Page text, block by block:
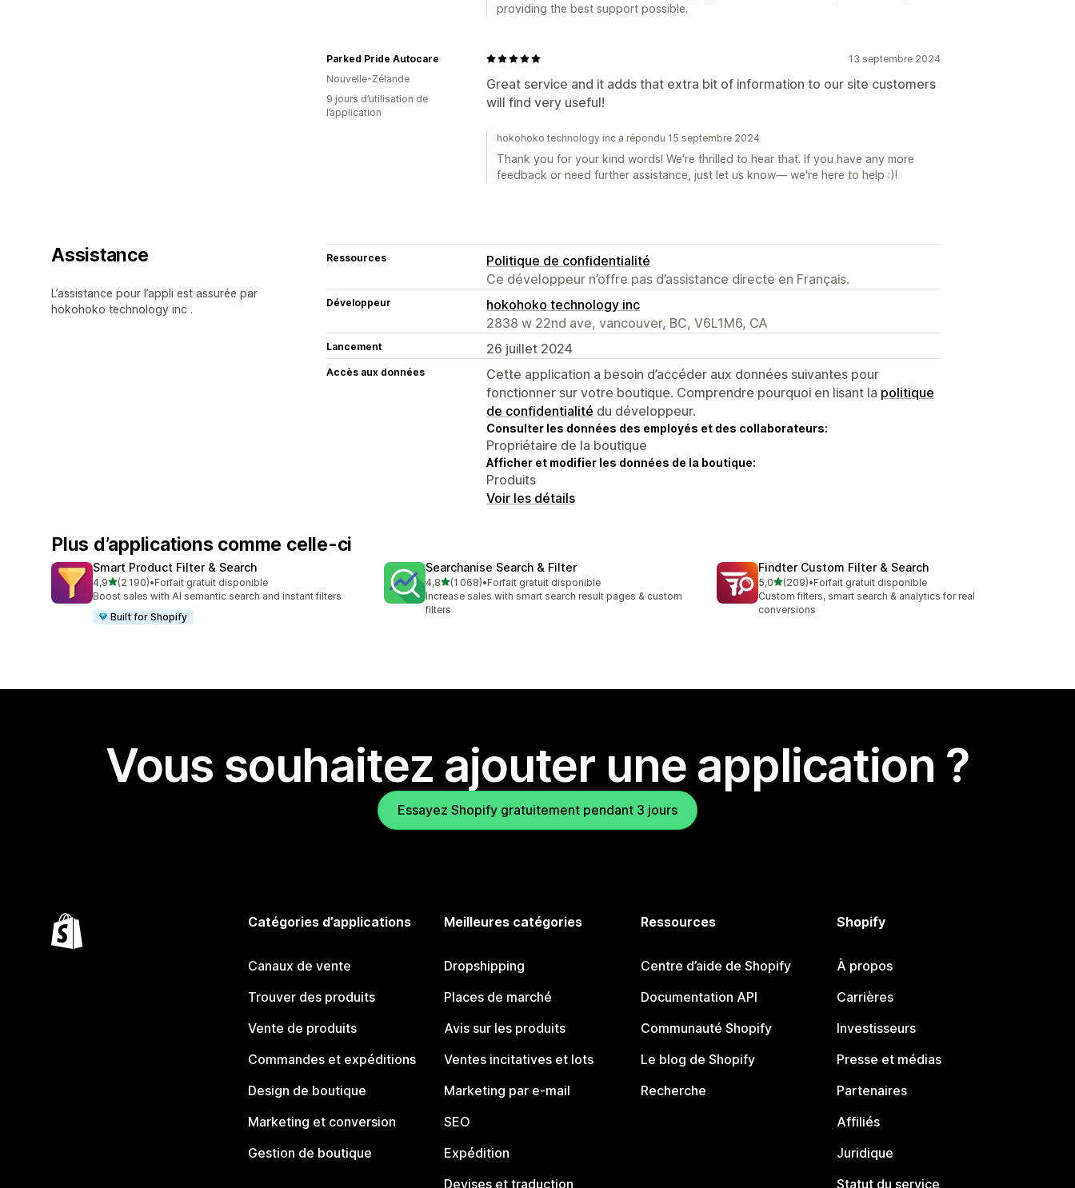
providing the best support possible.
13 septembre 2024
Great service and it adds that extra bit of information to our site customers
will find very useful!
Parked Pride Autocare
Nouvelle-Zélande
9 jours d’utilisation de
l’application
hokohoko technology inc a répondu 15 septembre 2024
Thank you for your kind words! We're thrilled to hear that. If you have any more
feedback or need further assistance, just let us know— we're here to help :)!
Assistance
L’assistance pour l’appli est assurée par
hokohoko technology inc .
Ressources
Politique de confidentialité
Ce développeur n’offre pas d’assistance directe en Français.
Développeur
hokohoko technology inc
2838 w 22nd ave, vancouver, BC, V6L1M6, CA
Lancement 26 juillet 2024
Accès aux données
Cette application a besoin d’accéder aux données suivantes pour
fonctionner sur votre boutique. Comprendre pourquoi en lisant la politique
de confidentialité du développeur.
Consulter les données des employés et des collaborateurs:
Propriétaire de la boutique
Afficher et modifier les données de la boutique:
Produits
Voir les détails
Plus d’applications comme celle-ci
Smart Product Filter & Search
4,9étoile(s) sur 5
(2 190)
2190 avis au total
•Forfait gratuit disponible
Boost sales with AI semantic search and instant filters
Built for Shopify
Searchanise Search & Filter
4,8étoile(s) sur 5
(1 068)
1068 avis au total
•Forfait gratuit disponible
Increase sales with smart search result pages & custom
filters
Findter Custom Filter & Search
5,0étoile(s) sur 5
(209)
209 avis au total
•Forfait gratuit disponible
Custom filters, smart search & analytics for real
conversions
Vous souhaitez ajouter une application ?
Essayez Shopify gratuitement pendant 3 jours
Catégories d’applications
Canaux de vente
Trouver des produits
Vente de produits
Commandes et expéditions
Design de boutique
Marketing et conversion
Gestion de boutique
Meilleures catégories
Dropshipping
Places de marché
Avis sur les produits
Ventes incitatives et lots
Marketing par e-mail
SEO
Expédition
Devises et traduction
Ressources
Centre d’aide de Shopify
Documentation API
Communauté Shopify
Le blog de Shopify
Recherche
Shopify
À propos
Carrières
Investisseurs
Presse et médias
Partenaires
Affiliés
Juridique
Statut du service